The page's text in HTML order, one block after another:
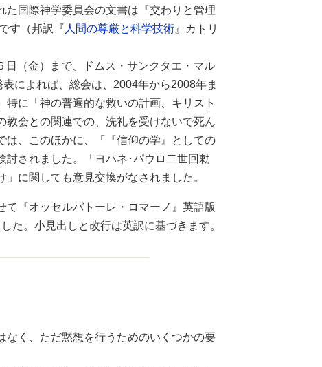
国際神学委員会の文書は『交わりと管理
す（邦訳『 人間の尊厳と科学技術 』カトリ
（金）まで、ドムス・サンクタエ・マル
によれば、総会は、2004年から2008年ま
に「神の普遍的な救いの計画、キリスト
会との関連での、洗礼を受けないで死ん
は、このほかに、「『信仰の学』としての
されました。「ヨハネ･パウロ二世回勅
に関しても意見交換がなされました。
『オッセルバトーレ・ロマーノ』英語版
た。小見出しと改行は英訳に基づきます。
く、ただ黙想を行うためのいくつかの要